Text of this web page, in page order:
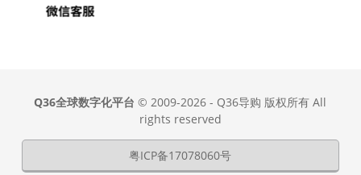
Q36全球数字化平台 © 2009-2026 - Q36导购 版权所有 All
rights reserved
粤ICP备17078060号